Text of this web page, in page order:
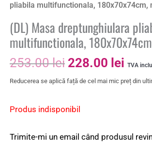
pliabila multifunctionala, 180x70x74cm,
(DL) Masa dreptunghiulara
multifunctionala,
253.00lei 228.00 lei TVA
Reducerea se aplică față de cel mai mic preț din
Produs indisponibil
Trimite-mi un email când produsul